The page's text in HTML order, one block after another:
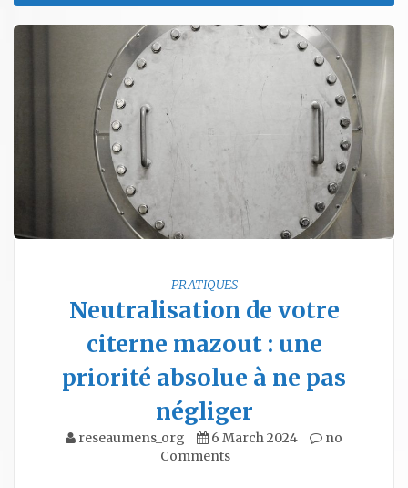
PRATIQUES
Neutralisation de votre
citerne mazout : une
priorité absolue à ne pas
négliger
reseaumens_org 6 March 2024
no
Comments